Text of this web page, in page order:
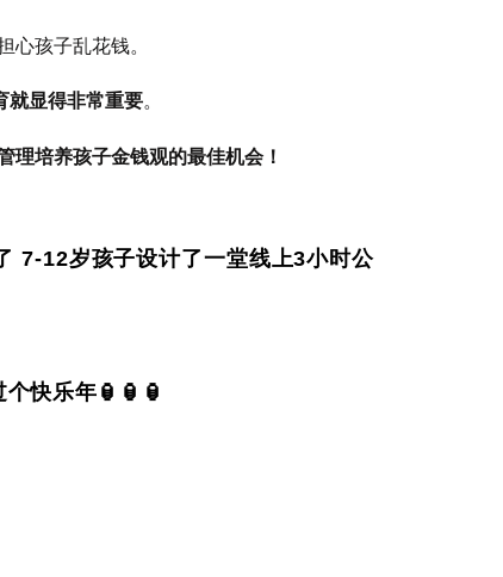
心孩子乱花钱。
就显得非常重要。
理培养孩子金钱观的最佳机会！
7-12岁孩子设计了一堂线上3小时公
快乐年🏮🏮🏮